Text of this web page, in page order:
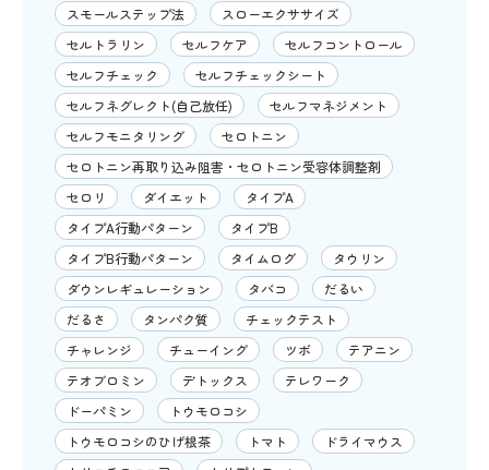
スモールステップ法
スローエクササイズ
セルトラリン
セルフケア
セルフコントロール
セルフチェック
セルフチェックシート
セルフネグレクト(自己放任)
セルフマネジメント
セルフモニタリング
セロトニン
セロトニン再取り込み阻害・セロトニン受容体調整剤
セロリ
ダイエット
タイプA
タイプA行動パターン
タイプB
タイプB行動パターン
タイムログ
タウリン
ダウンレギュレーション
タバコ
だるい
だるさ
タンパク質
チェックテスト
チャレンジ
チューイング ツボ
テアニン
テオブロミン
デトックス
テレワーク
ドーパミン
トウモロコシ
トウモロコシのひげ根茶
トマト
ドライマウス